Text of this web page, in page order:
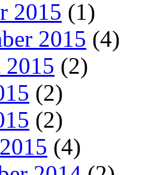
2015 (1)
2015 (4)
(2)
(2)
(2)
(4)